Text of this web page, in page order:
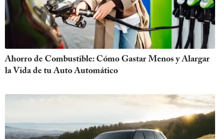
Ahorro de Combustible: Cómo Gastar Menos y Alargar
la Vida de tu Auto Automático